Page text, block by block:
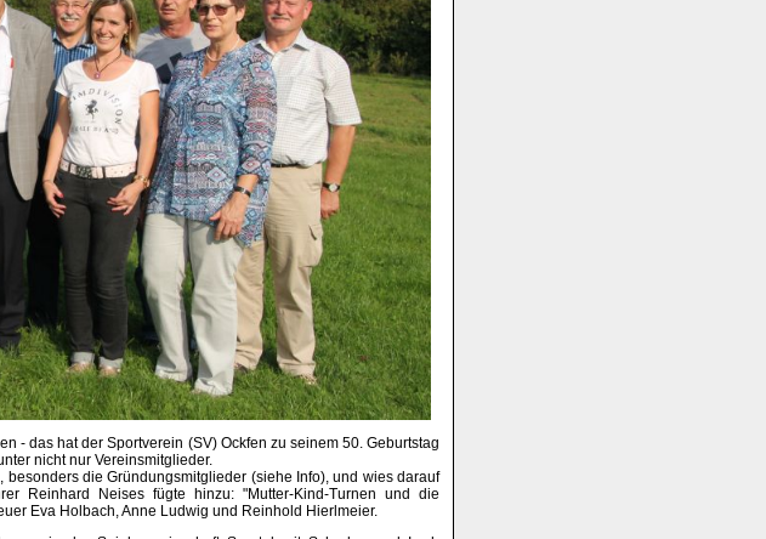
- das hat der Sportverein (SV) Ockfen zu seinem 50. Geburtstag
nicht nur Vereinsmitglieder.
die Gründungsmitglieder (siehe Info), und wies darauf
Reinhard Neises fügte hinzu: "Mutter-Kind-Turnen und die
Eva Holbach, Anne Ludwig und Reinhold Hierlmeier.